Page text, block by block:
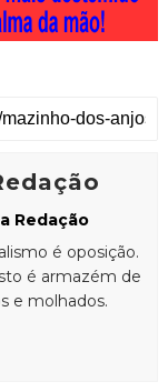
Redação
é oposição.
é armazém de
e molhados.